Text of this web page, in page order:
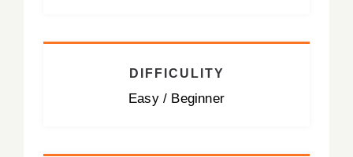
DIFFICULITY
Easy / Beginner